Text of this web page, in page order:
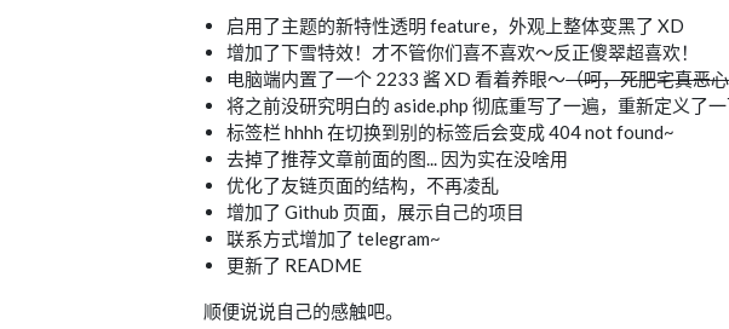
启用了主题的新特性透明 feature，外观上整体变黑了 XD
增加了下雪特效！才不管你们喜不喜欢～反正傻翠超喜欢！
电脑端内置了一个 2233 酱 XD 看着养眼～（呵，死肥宅真恶心
将之前没研究明白的 aside.php 彻底重写了一遍，重新定义了
标签栏 hhhh 在切换到别的标签后会变成 404 not found~
去掉了推荐文章前面的图... 因为实在没啥用
优化了友链页面的结构，不再凌乱
增加了 Github 页面，展示自己的项目
联系方式增加了 telegram~
更新了 README
顺便说说自己的感触吧。